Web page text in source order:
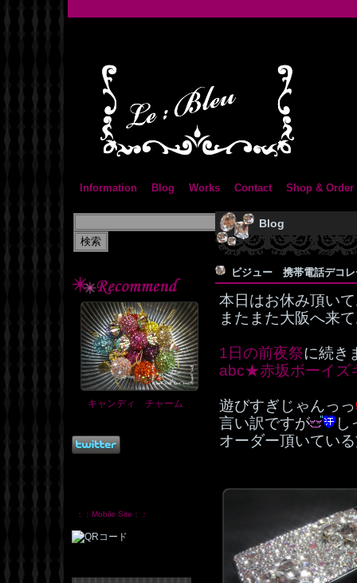
Information Blog Works Contact Shop & Order
キャンディ チャーム
：：Mobile Site：：
Blog
ビジュー 携帯電話デコ
本日はお休み頂い
またまた大阪へ来
1日の前夜祭に続き
abc★赤坂ボーイズ
遊びすぎじゃんっっ
言い訳ですが
し
オーダー頂いてい